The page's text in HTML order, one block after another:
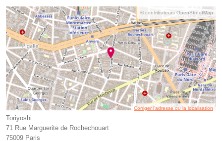
© contributeurs OpenStreetMap
Corriger l’adresse ou la localisation
Toriyoshi
71 Rue Marguerite de Rochechouart
75009 Paris